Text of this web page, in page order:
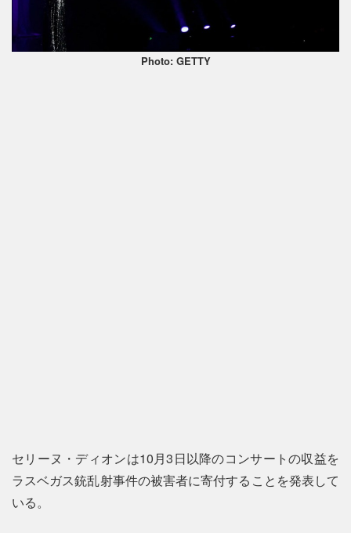
Photo: GETTY
セリーヌ・ディオンは10月3日以降のコンサートの収益を
ラスベガス銃乱射事件の被害者に寄付することを発表して
いる。